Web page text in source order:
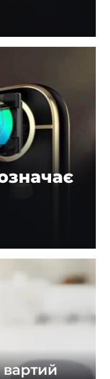
вартий